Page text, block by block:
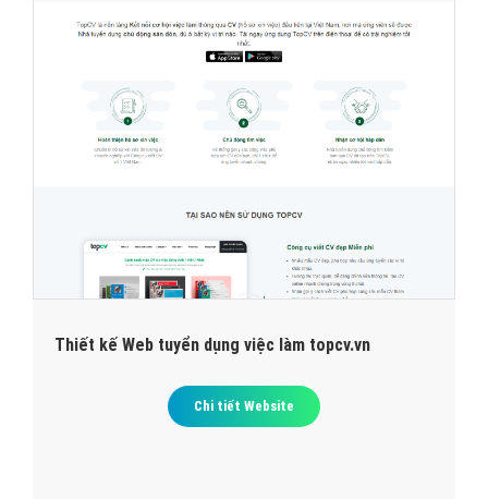
Thiết kế Web tuyển dụng việc làm topcv.vn
Chi tiết Website